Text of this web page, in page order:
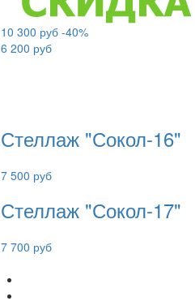
10 300 руб-40%
6 200 руб
Стеллаж "Сокол-16"
7 500 руб
Стеллаж "Сокол-17"
7 700 руб